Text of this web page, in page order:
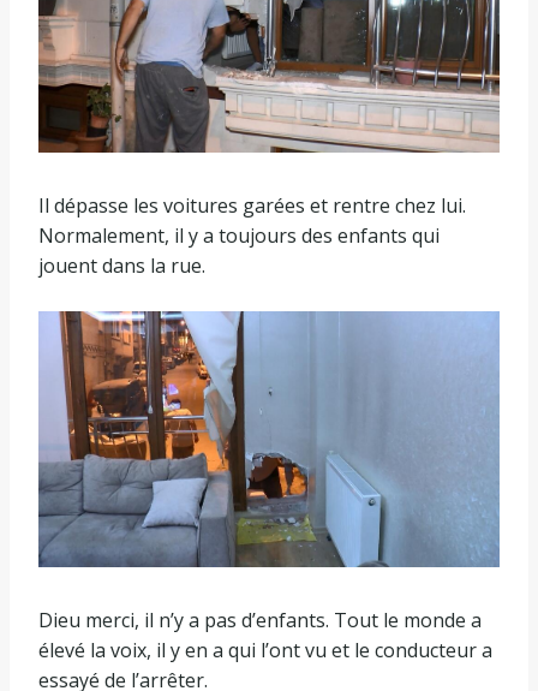
Il dépasse les voitures garées et rentre chez lui.
Normalement, il y a toujours des enfants qui
jouent dans la rue.
Dieu merci, il n’y a pas d’enfants. Tout le monde a
élevé la voix, il y en a qui l’ont vu et le conducteur a
essayé de l’arrêter.